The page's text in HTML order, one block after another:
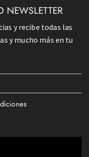
NEWSLETTER
y recibe todas las
y mucho más en tu